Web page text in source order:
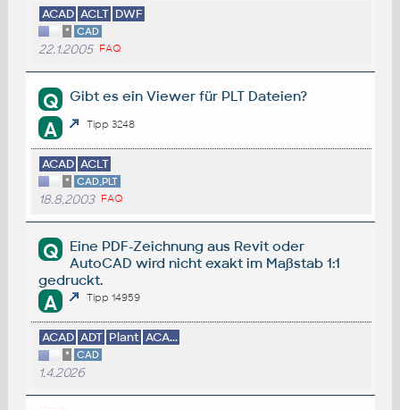
ACAD ACLT DWF
* CAD
22.1.2005 FAQ
Q Gibt es ein Viewer für PLT Dateien?
A Tipp 3248
ACAD ACLT
* CAD,PLT
18.8.2003 FAQ
Q
Eine PDF-Zeichnung aus Revit oder
AutoCAD wird nicht exakt im Maßstab 1:1
gedruckt.
A Tipp 14959
ACAD ADT Plant ACA...
* CAD
1.4.2026